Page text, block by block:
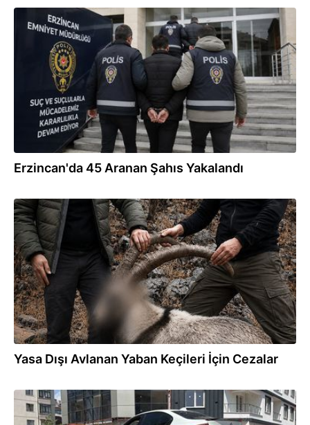
06.08.2026
Erzincan'da 45 Aranan Şahıs Yakalandı
06.08.2026
Yasa Dışı Avlanan Yaban Keçileri İçin Cezalar
05.08.2026